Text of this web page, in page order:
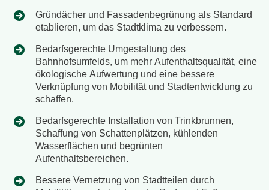
Gründächer und Fassadenbegrünung als Standard
etablieren, um das Stadtklima zu verbessern.
Bedarfsgerechte Umgestaltung des
Bahnhofsumfelds, um mehr Aufenthaltsqualität, eine
ökologische Aufwertung und eine bessere
Verknüpfung von Mobilität und Stadtentwicklung zu
schaffen.
Bedarfsgerechte Installation von Trinkbrunnen,
Schaffung von Schattenplätzen, kühlenden
Wasserflächen und begrünten
Aufenthaltsbereichen.
Bessere Vernetzung von Stadtteilen durch